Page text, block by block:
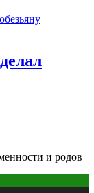
и родов